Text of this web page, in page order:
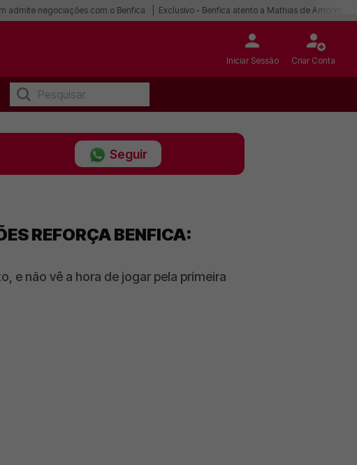
admite negociações com o Benfica Exclusivo - Benfica atento a Mathias de Amorim
Iniciar Sessão Criar Conta
Seguir
REFORÇA BENFICA:
e não vê a hora de jogar pela primeira